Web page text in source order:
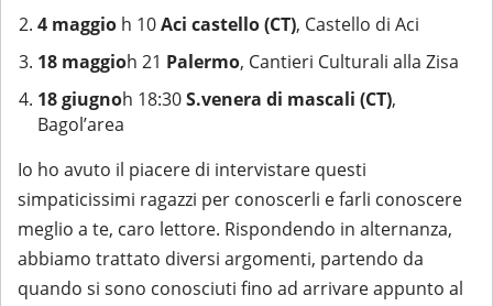
4 maggio h 10Aci castello (CT), Castello di Aci
18 maggioh 21 Palermo, Cantieri Culturali alla Zisa​
18 giugnoh 18:30S.venera di mascali (CT),
Bagol’area
Io ho avuto il piacere di intervistare questi
simpaticissimi ragazzi per conoscerli e farli conoscere
meglio a te, caro lettore. Rispondendo in alternanza,
abbiamo trattato diversi argomenti, partendo da
quando si sono conosciuti fino ad arrivare appunto al